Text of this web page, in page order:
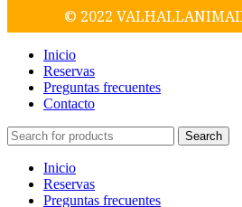
© 2022
Inicio
Reservas
Preguntas frecuentes
Contacto
Search
Inicio
Reservas
Preguntas frecuentes